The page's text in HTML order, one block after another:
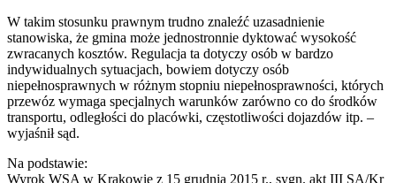
W takim stosunku prawnym trudno znaleźć uzasadnienie
stanowiska, że gmina może jednostronnie dyktować wysokość
zwracanych kosztów. Regulacja ta dotyczy osób w bardzo
indywidualnych sytuacjach, bowiem dotyczy osób
niepełnosprawnych w różnym stopniu niepełnosprawności, których
przewóz wymaga specjalnych warunków zarówno co do środków
transportu, odległości do placówki, częstotliwości dojazdów itp. –
wyjaśnił sąd.
Na podstawie:
Wyrok WSA w Krakowie z 15 grudnia 2015 r., sygn. akt III SA/Kr